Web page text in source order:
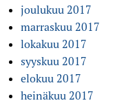
joulukuu 2017
marraskuu 2017
lokakuu 2017
syyskuu 2017
elokuu 2017
heinäkuu 2017